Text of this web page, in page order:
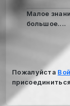
Малое
большое....
Пожалуйста